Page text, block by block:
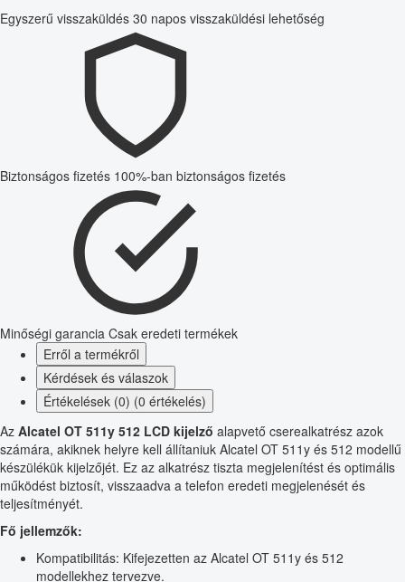
Egyszerű visszaküldés 30 napos visszaküldési lehetőség
Biztonságos fizetés 100%-ban biztonságos fizetés
Minőségi garancia Csak eredeti termékek
Erről a termékről
Kérdések és válaszok
Értékelések (0) (0 értékelés)
Az Alcatel OT 511y 512 LCD kijelző alapvető cserealkatrész azok
számára, akiknek helyre kell állítaniuk Alcatel OT 511y és 512 modellű
készülékük kijelzőjét. Ez az alkatrész tiszta megjelenítést és optimális
működést biztosít, visszaadva a telefon eredeti megjelenését és
teljesítményét.
Fő jellemzők:
Kompatibilitás: Kifejezetten az Alcatel OT 511y és 512
modellekhez tervezve.